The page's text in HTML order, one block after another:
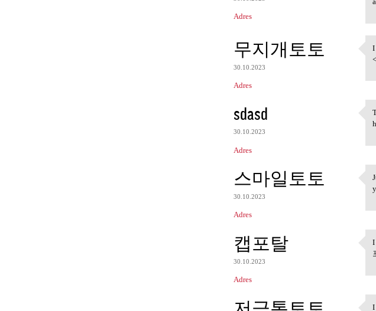
Adres
무지개토토
30.10.2023
Adres
I
sdasd
30.10.2023
Adres
스마일토토
30.10.2023
Adres
캡포탈
30.10.2023
Adres
I
I